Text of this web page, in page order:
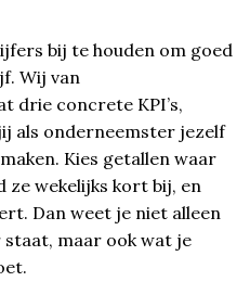
bij te houden om goed
Wij van
drie concrete KPI’s,
als onderneemster jezelf
Kies getallen waar
ze wekelijks kort bij, en
Dan weet je niet alleen
staat, maar ook wat je